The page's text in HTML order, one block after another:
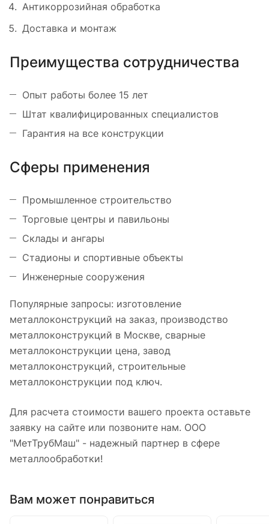
Антикоррозийная обработка
Доставка и монтаж
Преимущества сотрудничества
Опыт работы более 15 лет
Штат квалифицированных специалистов
Гарантия на все конструкции
Сферы применения
Промышленное строительство
Торговые центры и павильоны
Склады и ангары
Стадионы и спортивные объекты
Инженерные сооружения
Популярные запросы: изготовление
металлоконструкций на заказ, производство
металлоконструкций в Москве, сварные
металлоконструкции цена, завод
металлоконструкций, строительные
металлоконструкции под ключ.
Для расчета стоимости вашего проекта оставьте
заявку на сайте или позвоните нам. ООО
"МетТрубМаш" - надежный партнер в сфере
металлообработки!
Вам может понравиться